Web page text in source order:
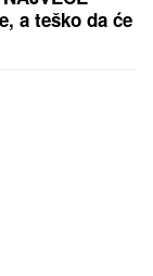
a teško da će